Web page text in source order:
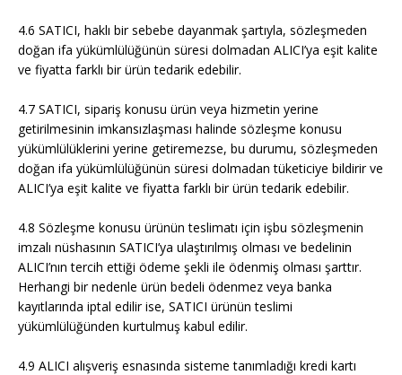
4.6 SATICI, haklı bir sebebe dayanmak şartıyla, sözleşmeden
doğan ifa yükümlülüğünün süresi dolmadan ALICI’ya eşit kalite
ve fiyatta farklı bir ürün tedarik edebilir.
4.7 SATICI, sipariş konusu ürün veya hizmetin yerine
getirilmesinin imkansızlaşması halinde sözleşme konusu
yükümlülüklerini yerine getiremezse, bu durumu, sözleşmeden
doğan ifa yükümlülüğünün süresi dolmadan tüketiciye bildirir ve
ALICI’ya eşit kalite ve fiyatta farklı bir ürün tedarik edebilir.
4.8 Sözleşme konusu ürünün teslimatı için işbu sözleşmenin
imzalı nüshasının SATICI’ya ulaştırılmış olması ve bedelinin
ALICI’nın tercih ettiği ödeme şekli ile ödenmiş olması şarttır.
Herhangi bir nedenle ürün bedeli ödenmez veya banka
kayıtlarında iptal edilir ise, SATICI ürünün teslimi
yükümlülüğünden kurtulmuş kabul edilir.
4.9 ALICI alışveriş esnasında sisteme tanımladığı kredi kartı